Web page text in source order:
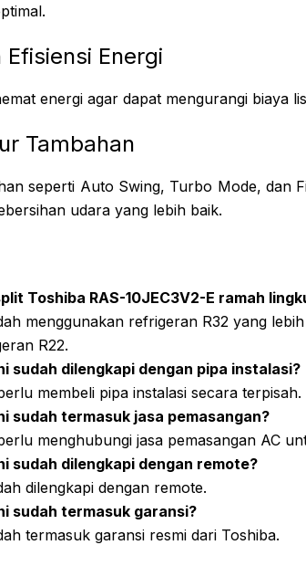
Energi
energi agar dapat mengurangi biaya
Tambahan
seperti Auto Swing, Turbo Mode, dan
udara yang lebih baik.
Toshiba RAS-10JEC3V2-E ramah
menggunakan refrigeran R32 yang
R22.
sudah dilengkapi dengan pipa instalasi?
membeli pipa instalasi secara terpisah.
sudah termasuk jasa pemasangan?
menghubungi jasa pemasangan AC
sudah dilengkapi dengan remote?
dilengkapi dengan remote.
sudah termasuk garansi?
termasuk garansi resmi dari Toshiba.